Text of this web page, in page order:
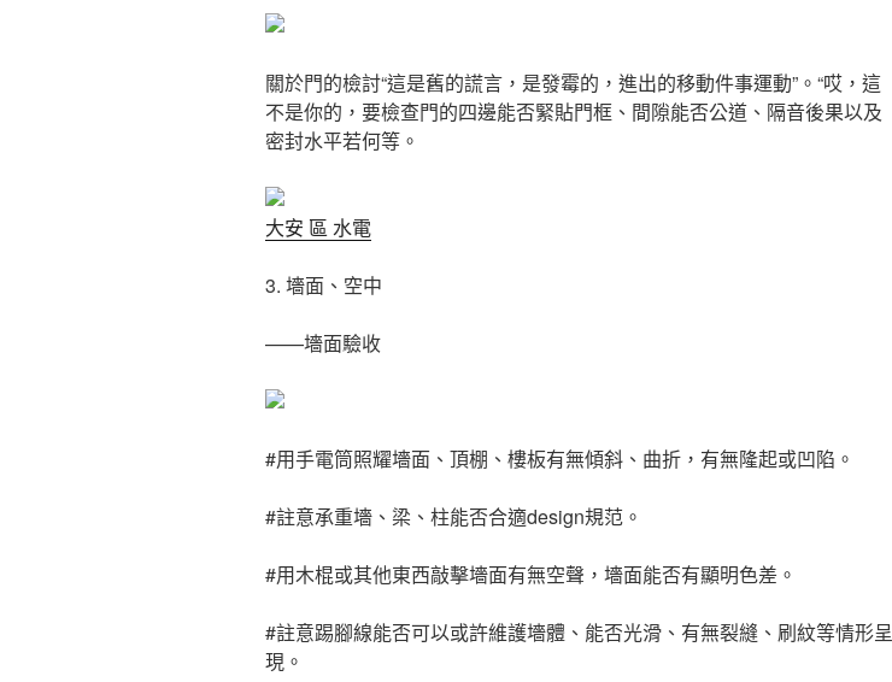
關於門的檢討“這是舊的謊言，是發霉的，進出的移動件事運動”。“哎，這
不是你的，要檢查門的四邊能否緊貼門框、間隙能否公道、隔音後果以及
密封水平若何等。
大安 區 水電
3. 墻面、空中
——墻面驗收
#用手電筒照耀墻面、頂棚、樓板有無傾斜、曲折，有無隆起或凹陷。
#註意承重墻、梁、柱能否合適design規范。
#用木棍或其他東西敲擊墻面有無空聲，墻面能否有顯明色差。
#註意踢腳線能否可以或許維護墻體、能否光滑、有無裂縫、刷紋等情形呈
現。